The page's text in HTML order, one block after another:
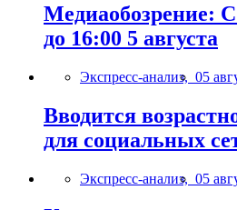
Медиаобозрение: С
до 16:00 5 августа
Экспресс-анализ, 05
Вводится
для социальных
Экспресс-анализ, 05